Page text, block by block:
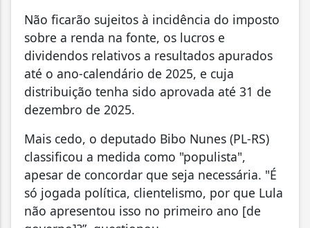
Não ficarão sujeitos à incidência do imposto
sobre a renda na fonte, os lucros e
dividendos relativos a resultados apurados
até o ano-calendário de 2025, e cuja
distribuição tenha sido aprovada até 31 de
dezembro de 2025.
Mais cedo, o deputado Bibo Nunes (PL-RS)
classificou a medida como "populista",
apesar de concordar que seja necessária. "É
só jogada política, clientelismo, por que Lula
não apresentou isso no primeiro ano [de